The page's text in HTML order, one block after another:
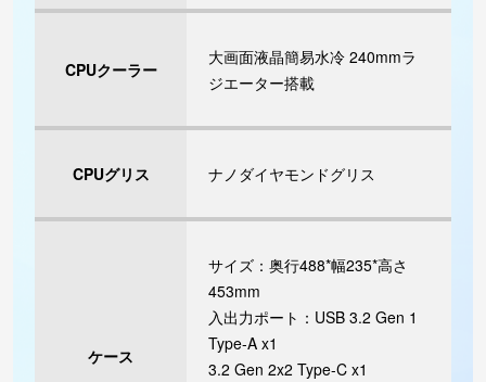
CPUクーラー
大画面液晶簡易水冷 240mmラ
ジエーター搭載
CPUグリス ナノダイヤモンドグリス
ケース
サイズ：奥行488*幅235*高さ
453mm
入出力ポート：USB 3.2 Gen 1
Type-A x1
3.2 Gen 2x2 Type-C x1